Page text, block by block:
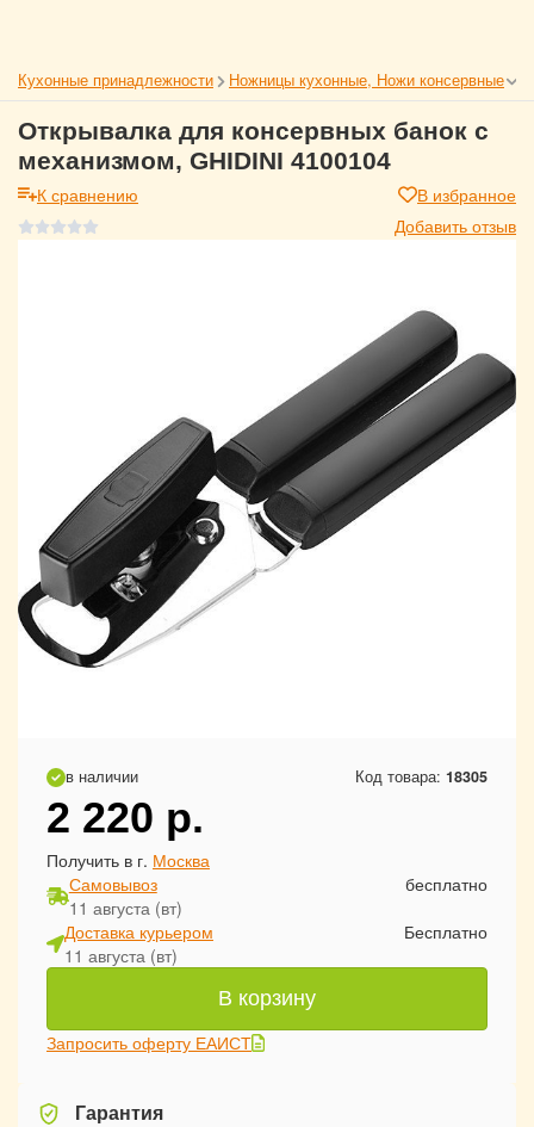
Кухонные принадлежности Ножницы кухонные, Ножи консервные
Открывалка для консервных банок с
механизмом, GHIDINI 4100104
К сравнению
В избранное
Добавить отзыв
в наличии Код товара: 18305
2 220 р.
Получить в г. Москва
Самовывоз
11 августа (вт)
бесплатно
Доставка курьером
11 августа (вт)
Бесплатно
В корзину
Запросить оферту ЕАИСТ
Гарантия